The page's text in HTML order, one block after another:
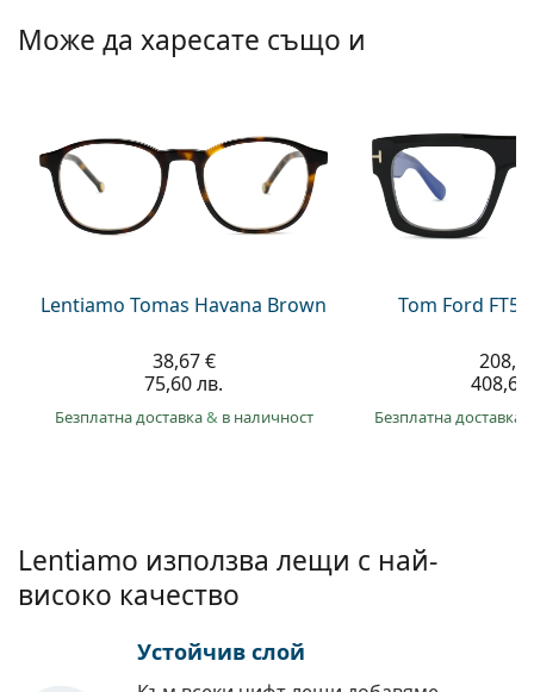
Може да харесате също и
Lentiamo Tomas Havana Brown
38,67 €
75,60 лв.
Безплатна доставка& в наличност
Tom Ford
Безплатна доставка
Lentiamo използва лещи с най-
високо качество
Устойчив слой